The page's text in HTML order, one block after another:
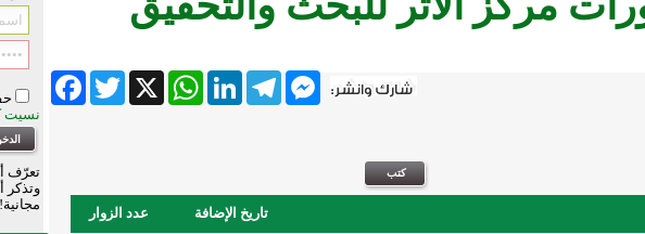
FacebookTwitter X
WhatsApp
LinkedIn
Telegram
Messenger
تاريخ الإضافة عدد الزوار
نسيت
تعرّف
وتذكر
مجانية!